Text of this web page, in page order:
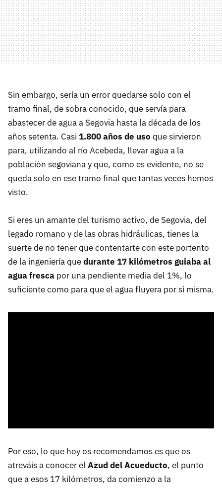
Sin embargo, sería un error quedarse solo con el
tramo final, de sobra conocido, que servía para
abastecer de agua a Segovia hasta la década de los
años setenta. Casi 1.800 años de uso que sirvieron
para, utilizando al río Acebeda, llevar agua a la
población segoviana y que, como es evidente, no se
queda solo en ese tramo final que tantas veces hemos
visto.
Si eres un amante del turismo activo, de Segovia, del
legado romano y de las obras hidráulicas, tienes la
suerte de no tener que contentarte con este portento
de la ingeniería quedurante 17 kilómetros guiaba al
agua fresca por una pendiente media del 1%, lo
suficiente como para que el agua fluyera por sí misma.
Por eso, lo que hoy os recomendamos es que os
atreváis a conocer el Azud del Acueducto, el punto
que a esos 17 kilómetros, da comienzo a la